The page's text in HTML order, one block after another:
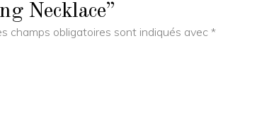
Necklace”
champs obligatoires sont indiqués avec *